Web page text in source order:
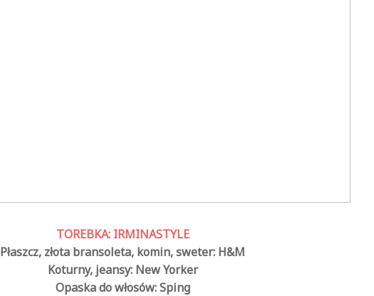
TOREBKA: IRMINASTYLE
Płaszcz, złota bransoleta, komin, sweter: H&M
Koturny, jeansy: New Yorker
Opaska do włosów: Sping